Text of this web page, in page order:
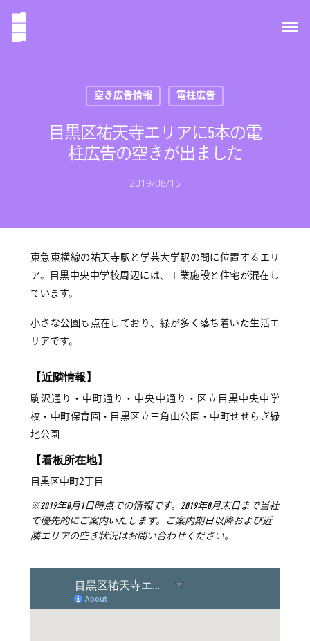
空き広告情報 電柱広告
目黒区祐天寺エリアに5本の電
柱広告の空きが出ました
2019/08/15
東急東横線の祐天寺駅と学芸大学駅の間に位置するエリ
ア。目黒中央中学校周辺には、工業施設と住宅が混在し
ています。
小さな公園も点在しており、緑が多く落ち着いた生活エ
リアです。
【近隣情報】
駒沢通り・中町通り・中央中通り・区立目黒中央中学
校・中町保育園・目黒区立三角山公園・中町せせらぎ緑
地公園
【看板所在地】
目黒区中町2丁目
※2019年8月1日時点での情報です。2019年8月末日まで当社
で優先的にご案内いたします。ご案内期日以降および近
隣エリアの空き状況はお問い合わせください。